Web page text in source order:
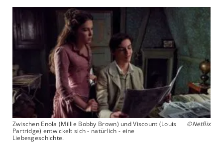
Zwischen Enola (Millie Bobby Brown) und Viscount (Louis
Partridge) entwickelt sich - natürlich - eine
Liebesgeschichte.
©Netflix